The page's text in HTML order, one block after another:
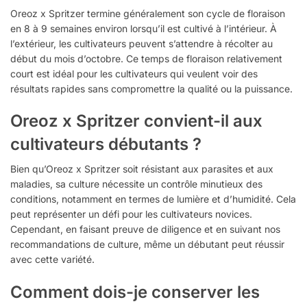
Oreoz x Spritzer termine généralement son cycle de floraison
en 8 à 9 semaines environ lorsqu’il est cultivé à l’intérieur. À
l’extérieur, les cultivateurs peuvent s’attendre à récolter au
début du mois d’octobre. Ce temps de floraison relativement
court est idéal pour les cultivateurs qui veulent voir des
résultats rapides sans compromettre la qualité ou la puissance.
Oreoz x Spritzer convient-il aux
cultivateurs débutants ?
Bien qu’Oreoz x Spritzer soit résistant aux parasites et aux
maladies, sa culture nécessite un contrôle minutieux des
conditions, notamment en termes de lumière et d’humidité. Cela
peut représenter un défi pour les cultivateurs novices.
Cependant, en faisant preuve de diligence et en suivant nos
recommandations de culture, même un débutant peut réussir
avec cette variété.
Comment dois-je conserver les